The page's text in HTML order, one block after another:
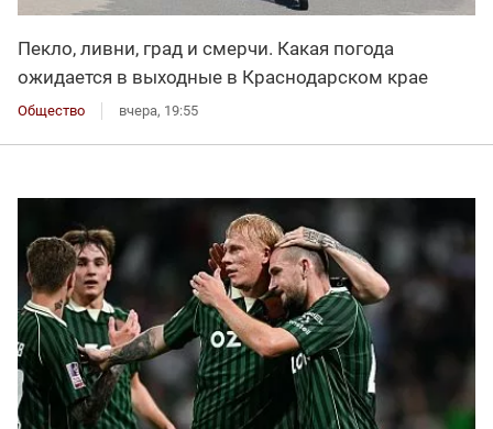
Пекло, ливни, град и смерчи. Какая погода
ожидается в выходные в Краснодарском крае
Общество вчера, 19:55